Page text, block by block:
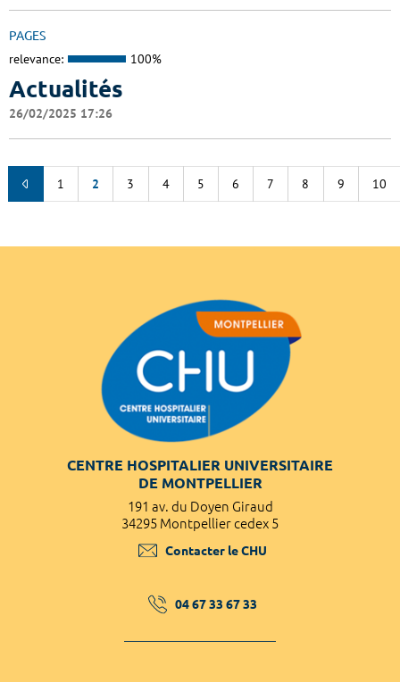
PAGES
relevance: 100%
Actualités
26/02/2025 17:26
1 2 3 4 5 6 7 8 9 10
CENTRE HOSPITALIER UNIVERSITAIRE
DE MONTPELLIER
191 av. du Doyen Giraud
34295 Montpellier cedex 5
Contacter le CHU
04 67 33 67 33